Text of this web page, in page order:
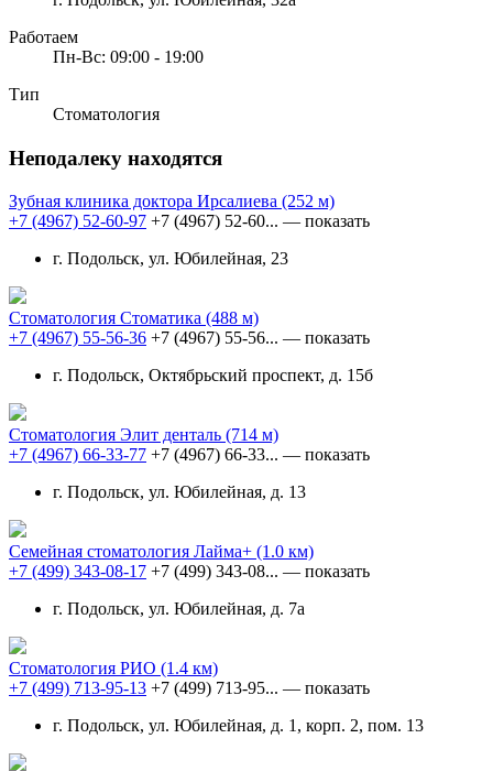
Работаем
Пн-Вс: 09:00 - 19:00
Тип
Стоматология
Неподалеку находятся
Зубная клиника доктора Ирсалиева (252 м)
+7 (4967) 52-60-97 +7 (4967) 52-60... — показать
г. Подольск, ул. Юбилейная, 23
Стоматология Стоматика (488 м)
+7 (4967) 55-56-36 +7 (4967) 55-56... — показать
г. Подольск, Октябрьский проспект, д. 15б
Стоматология Элит денталь (714 м)
+7 (4967) 66-33-77 +7 (4967) 66-33... — показать
г. Подольск, ул. Юбилейная, д. 13
Семейная стоматология Лайма+ (1.0 км)
+7 (499) 343-08-17 +7 (499) 343-08... — показать
г. Подольск, ул. Юбилейная, д. 7а
Стоматология РИО (1.4 км)
+7 (499) 713-95-13 +7 (499) 713-95... — показать
г. Подольск, ул. Юбилейная, д. 1, корп. 2, пом. 13